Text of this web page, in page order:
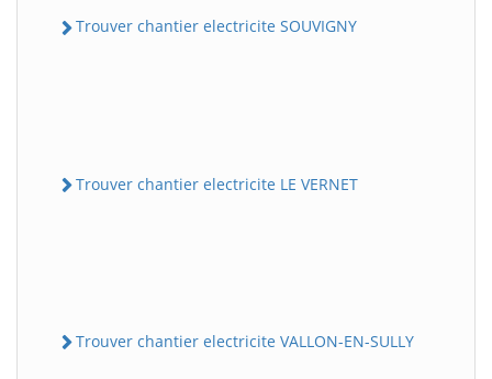
Trouver chantier electricite SOUVIGNY
Trouver chantier electricite LE VERNET
Trouver chantier electricite VALLON-EN-SULLY